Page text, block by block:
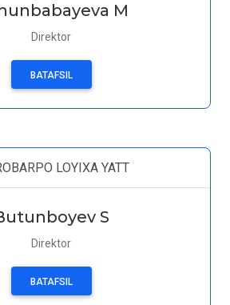
M
Direktor
BATAFSIL
LOYIXA YATT
S
Direktor
BATAFSIL